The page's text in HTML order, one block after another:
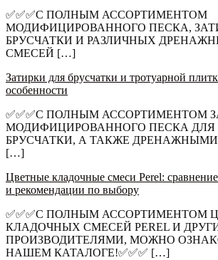
✅✅✅С ПОЛНЫМ АССОРТИМЕНТОМ
МОДИФИЦИРОВАННОГО ПЕСКА,
БРУСЧАТКИ И РАЗЛИЧНЫХ
СМЕСЕЙ […]
Затирки для брусчатки и тротуарной
особенности
✅✅✅С ПОЛНЫМ АССОРТИМЕНТОМ
МОДИФИЦИРОВАННОГО ПЕСКА
БРУСЧАТКИ, А ТАКЖЕ
[…]
Цветные кладочные смеси Perel:
и рекомендации по выбору
✅✅✅С ПОЛНЫМ АССОРТИМЕНТОМ
КЛАДОЧНЫХ СМЕСЕЙ PEREL И
ПРОИЗВОДИТЕЛЯМИ, МОЖНО
НАШЕМ КАТАЛОГЕ!✅✅✅ […]